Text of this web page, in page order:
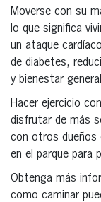
Moverse con su
lo que significa
un ataque
de diabetes,
y bienestar
Hacer ejercicio
disfrutar de más
con otros dueños
en el parque para
Obtenga más
como caminar